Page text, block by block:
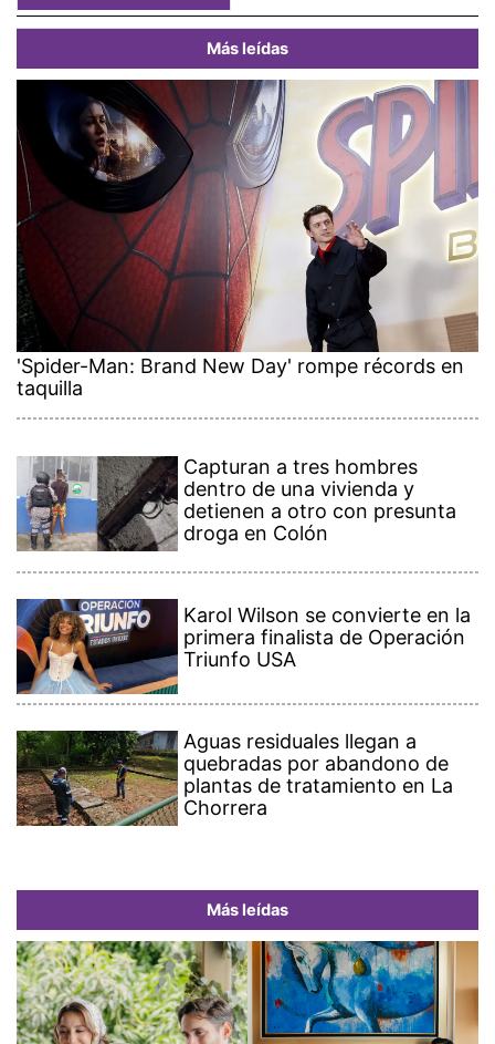
Más leídas
'Spider-Man: Brand New Day' rompe récords en
taquilla
Capturan a tres hombres
dentro de una vivienda y
detienen a otro con presunta
droga en Colón
Karol Wilson se convierte en la
primera finalista de Operación
Triunfo USA
Aguas residuales llegan a
quebradas por abandono de
plantas de tratamiento en La
Chorrera
Más leídas